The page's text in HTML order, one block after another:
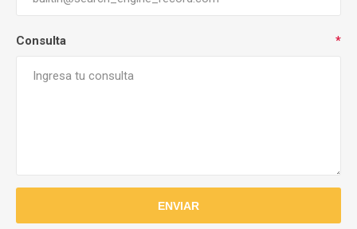
Consulta *